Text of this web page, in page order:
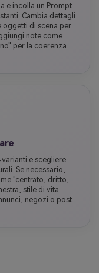
e incolla un Prompt
Cambia dettagli
oggetti di scena per
note come
per la coerenza.
varianti e scegliere
Se necessario,
"centrato, dritto,
stile di vita
negozi o post.